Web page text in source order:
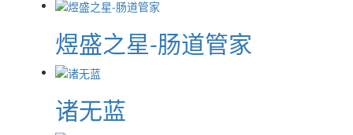
煜盛之星-肠道管家
诸无蓝